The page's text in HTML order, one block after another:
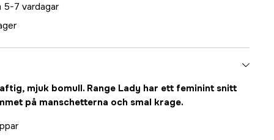
5-7 vardagar
mjuk bomull. Range Lady har ett feminint snitt
på manschetterna och smal krage.